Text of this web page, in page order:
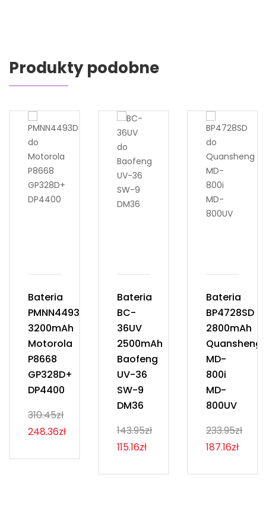
Produkty podobne
Bateria
PMNN4493D
3200mAh
Motorola
P8668
GP328D+
DP4400
310.45zł
248.36zł
Bateria
BC-
36UV
2500mAh
Baofeng
UV-36
SW-9
DM36
143.95zł
115.16zł
Bateria
BP4728SD
2800mAh
Quansheng
MD-
800i
MD-
800UV
233.95zł
187.16zł